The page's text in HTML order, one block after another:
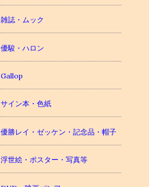
雑誌・ムック
優駿・ハロン
Gallop
サイン本・色紙
優勝レイ・ゼッケン・記念品・帽子
浮世絵・ポスター・写真等